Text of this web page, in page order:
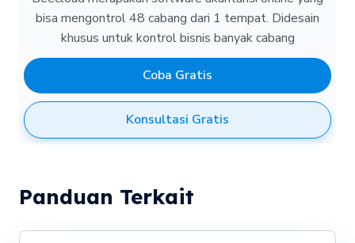
bisa mengontrol 48 cabang dari 1 tempat. Didesain
khusus untuk kontrol bisnis banyak cabang
Coba Gratis
Konsultasi Gratis
Panduan Terkait